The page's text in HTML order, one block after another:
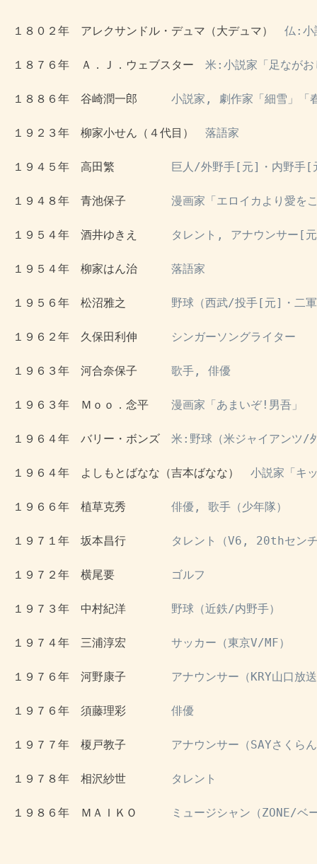
１８０２年　アレクサンドル・デュマ（大デュマ） 仏:小
１８７６年　Ａ．Ｊ．ウェブスター 米:小説家「足ながお
１８８６年　谷崎潤一郎 小説家, 劇作家「細雪」「
１９２３年　柳家小せん（４代目） 落語家
１９４５年　高田繁 巨人/外野手[元]・内野手
１９４８年　青池保子 漫画家「エロイカより愛を
１９５４年　酒井ゆきえ タレント, アナウンサー[
１９５４年　柳家はん治 落語家
１９５６年　松沼雅之 野球（西武/投手[元]・二
１９６２年　久保田利伸 シンガーソングライター
１９６３年　河合奈保子 歌手, 俳優
１９６３年　Ｍｏｏ．念平 漫画家「あまいぞ!男吾」
１９６４年　バリー・ボンズ 米:野球（米ジャイアンツ/
１９６４年　よしもとばなな（吉本ばなな） 小説家「キ
１９６６年　植草克秀 俳優, 歌手（少年隊）
１９７１年　坂本昌行 タレント（V6, 20thセン
１９７２年　横尾要 ゴルフ
１９７３年　中村紀洋 野球（近鉄/内野手）
１９７４年　三浦淳宏 サッカー（東京V/MF）
１９７６年　河野康子 アナウンサー（KRY山口放
１９７６年　須藤理彩 俳優
１９７７年　榎戸教子 アナウンサー（SAYさくら
１９７８年　相沢紗世 タレント
１９８６年　ＭＡＩＫＯ ミュージシャン（ZONE/ベ